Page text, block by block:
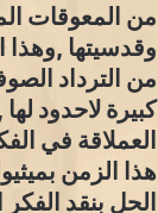
من المعوقات
وقدسيتها
من الترداد
كبيرة لاحدود
العملاقة في
هذا الزمن
الحل بنقد